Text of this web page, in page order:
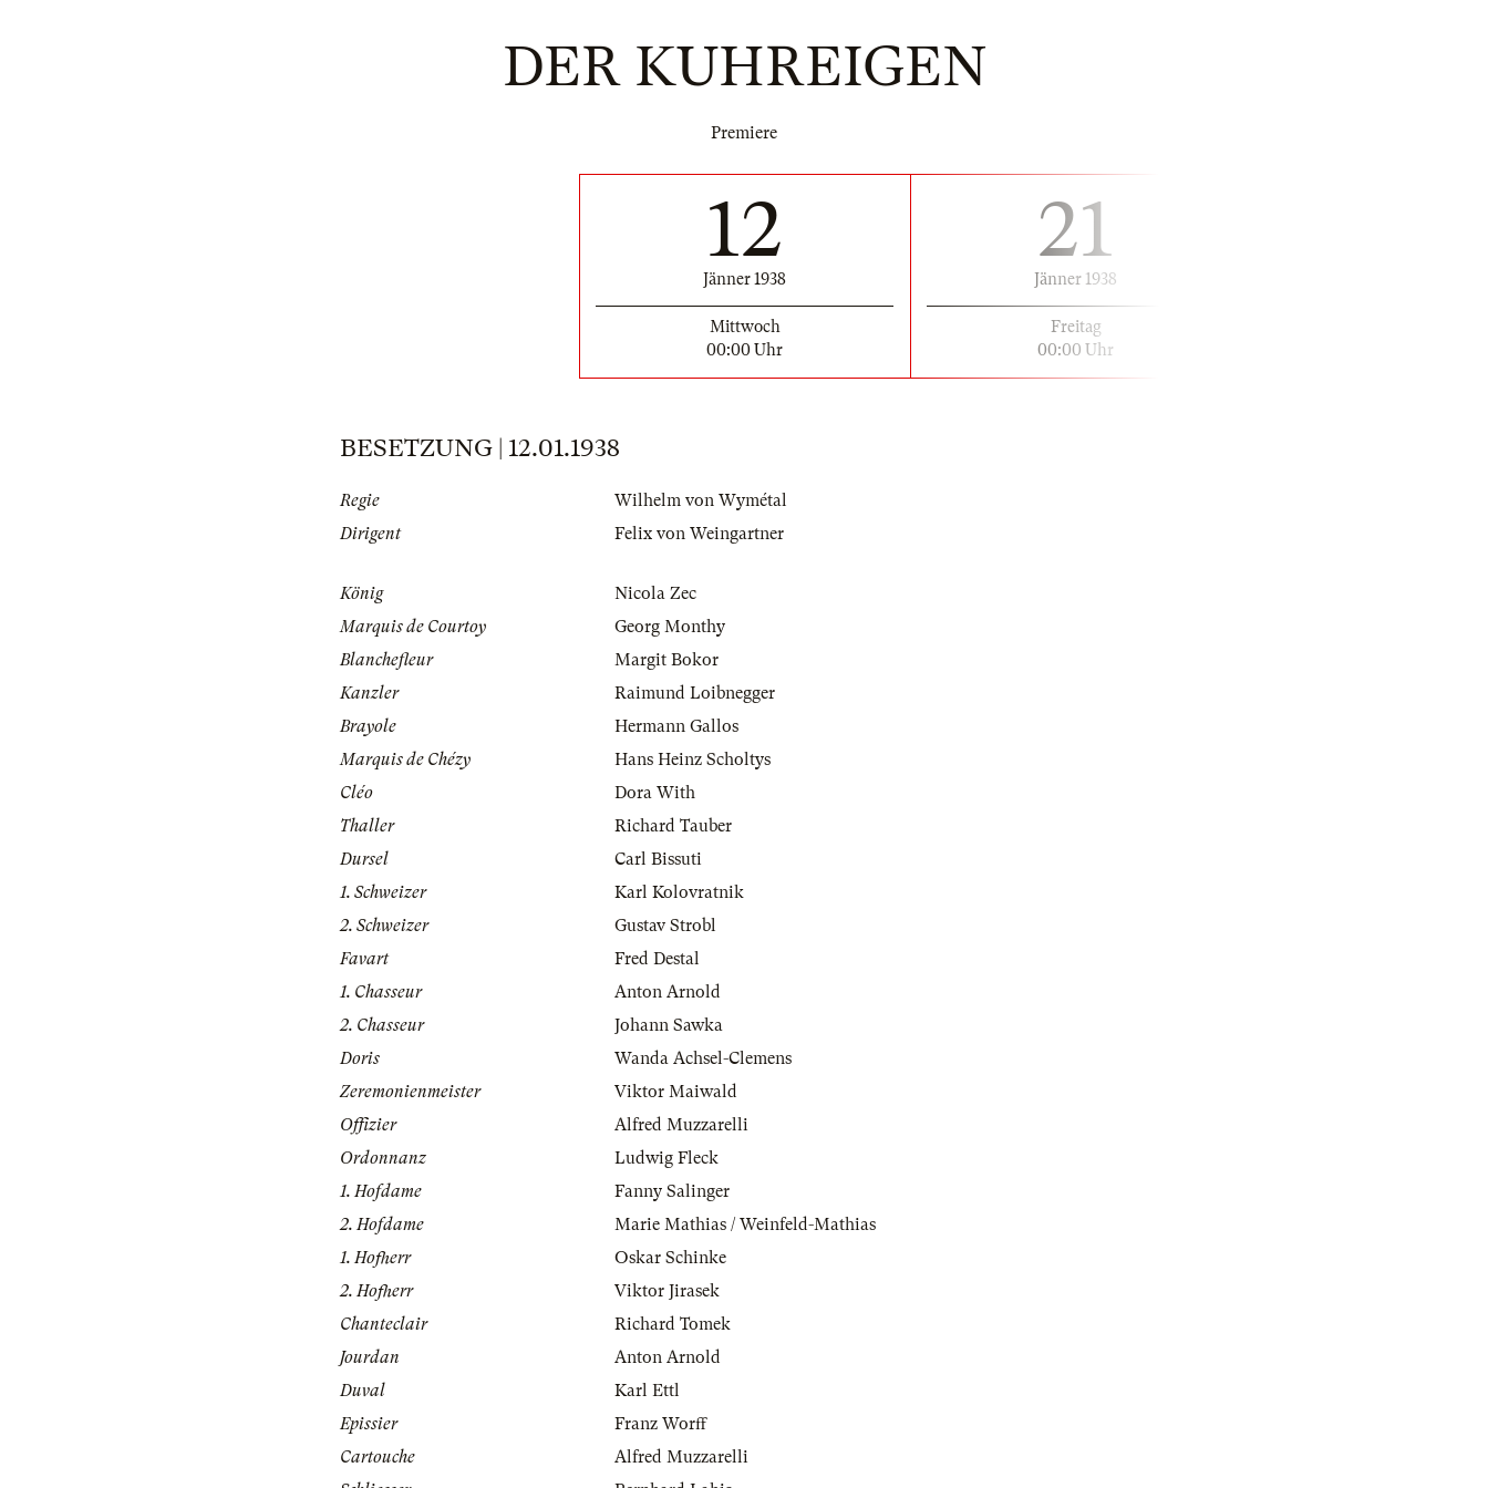
DER KUHREIGEN
Premiere
12
Jänner 1938
Mittwoch
00:00 Uhr
21
Jänner 1938
Freitag
00:00 Uhr
BESETZUNG | 12.01.1938
Regie
Wilhelm von Wymétal
Dirigent
Felix von Weingartner
König
Nicola Zec
Marquis de Courtoy
Georg Monthy
Blanchefleur
Margit Bokor
Kanzler
Raimund Loibnegger
Brayole
Hermann Gallos
Marquis de Chézy
Hans Heinz Scholtys
Cléo
Dora With
Thaller
Richard Tauber
Dursel
Carl Bissuti
1. Schweizer
Karl Kolovratnik
2. Schweizer
Gustav Strobl
Favart
Fred Destal
1. Chasseur
Anton Arnold
2. Chasseur
Johann Sawka
Doris
Wanda Achsel-Clemens
Zeremonienmeister
Viktor Maiwald
Offizier
Alfred Muzzarelli
Ordonnanz
Ludwig Fleck
1. Hofdame
Fanny Salinger
2. Hofdame
Marie Mathias / Weinfeld-Mathias
1. Hofherr
Oskar Schinke
2. Hofherr
Viktor Jirasek
Chanteclair
Richard Tomek
Jourdan
Anton Arnold
Duval
Karl Ettl
Epissier
Franz Worff
Cartouche
Alfred Muzzarelli